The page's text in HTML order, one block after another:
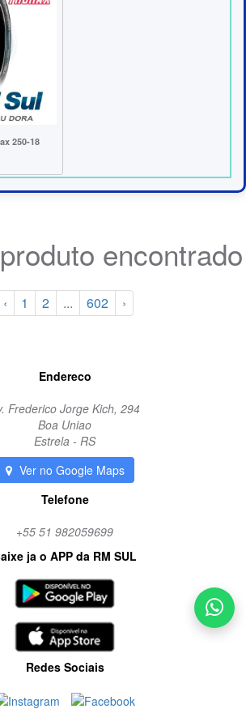
250-18
encontrado
‹ 1 2 ... 602 ›
Endereco
Frederico Jorge Kich, 294
Boa Uniao
Estrela - RS
Ver no Google Maps
Telefone
+55 51 982059699
ja o APP da RM SUL
Redes Sociais